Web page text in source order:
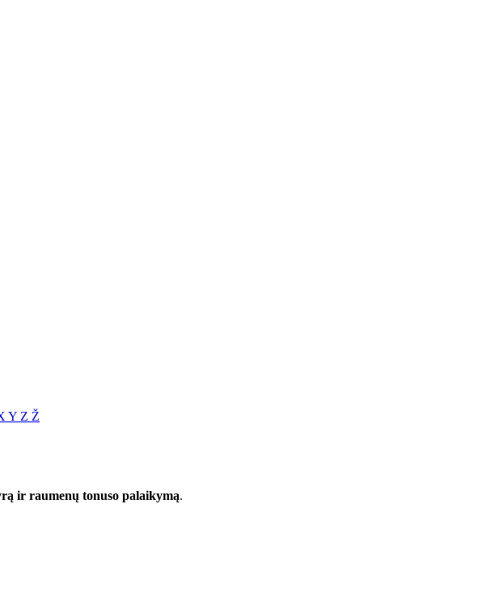
Y Z Ž
ir raumenų tonuso palaikymą.